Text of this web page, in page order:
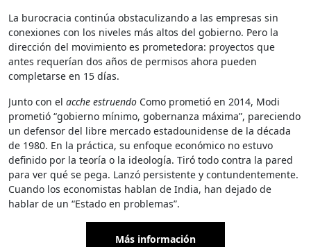
La burocracia continúa obstaculizando a las empresas sin
conexiones con los niveles más altos del gobierno. Pero la
dirección del movimiento es prometedora: proyectos que
antes requerían dos años de permisos ahora pueden
completarse en 15 días.
Junto con el acche estruendo Como prometió en 2014, Modi
prometió “gobierno mínimo, gobernanza máxima”, pareciendo
un defensor del libre mercado estadounidense de la década
de 1980. En la práctica, su enfoque económico no estuvo
definido por la teoría o la ideología. Tiró todo contra la pared
para ver qué se pega. Lanzó persistente y contundentemente.
Cuando los economistas hablan de India, han dejado de
hablar de un “Estado en problemas”.
Más información